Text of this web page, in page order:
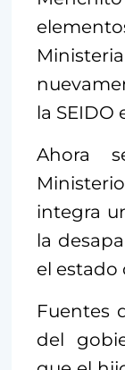
la SEIDO
Ahora
integra
la
el estado
Fuentes
del